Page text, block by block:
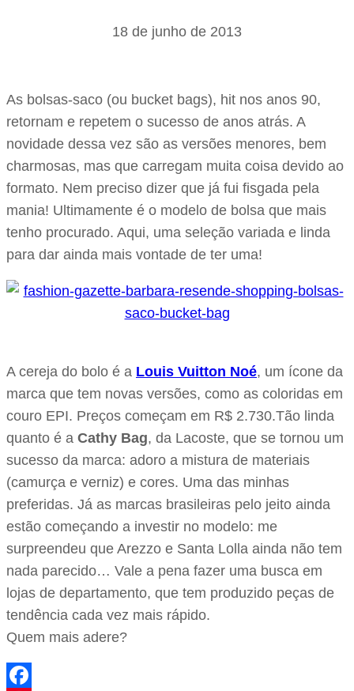
18 de junho de 2013
As bolsas-saco (ou bucket bags), hit nos anos 90,
retornam e repetem o sucesso de anos atrás. A
novidade dessa vez são as versões menores, bem
charmosas, mas que carregam muita coisa devido ao
formato. Nem preciso dizer que já fui fisgada pela
mania! Ultimamente é o modelo de bolsa que mais
tenho procurado. Aqui, uma seleção variada e linda
para dar ainda mais vontade de ter uma!
A cereja do bolo é a Louis Vuitton Noé, um ícone da
marca que tem novas versões, como as coloridas em
couro EPI. Preços começam em R$ 2.730.Tão linda
quanto é a Cathy Bag, da Lacoste, que se tornou um
sucesso da marca: adoro a mistura de materiais
(camurça e verniz) e cores. Uma das minhas
preferidas. Já as marcas brasileiras pelo jeito ainda
estão começando a investir no modelo: me
surpreendeu que Arezzo e Santa Lolla ainda não tem
nada parecido… Vale a pena fazer uma busca em
lojas de departamento, que tem produzido peças de
tendência cada vez mais rápido.
Quem mais adere?